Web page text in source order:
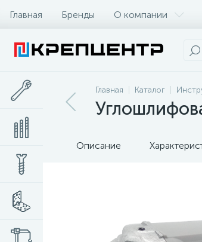
Главная Бренды О компании
Главная Каталог
Описание